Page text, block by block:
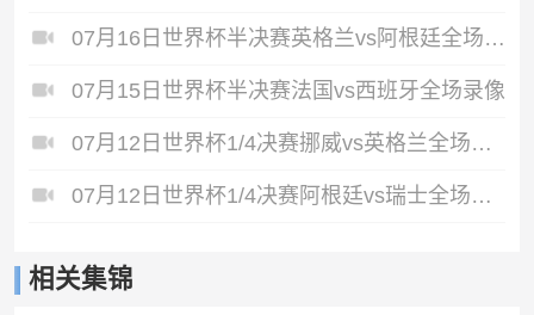
07月16日世界杯半决赛英格兰vs阿根廷全场录像
07月15日世界杯半决赛法国vs西班牙全场录像
07月12日世界杯1/4决赛挪威vs英格兰全场录像
07月12日世界杯1/4决赛阿根廷vs瑞士全场录像
相关集锦